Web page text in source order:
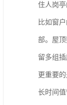
住人岗
比如窗
部。屋
留多组
更重要
长时间